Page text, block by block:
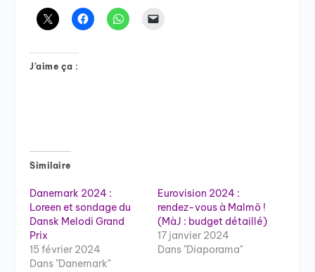
J’aime ça :
Similaire
Danemark 2024 :
Loreen et sondage du
Dansk Melodi Grand
Prix
15 février 2024
Dans "Danemark"
Eurovision 2024 :
rendez-vous à Malmö !
(MàJ : budget détaillé)
17 janvier 2024
Dans "Diaporama"